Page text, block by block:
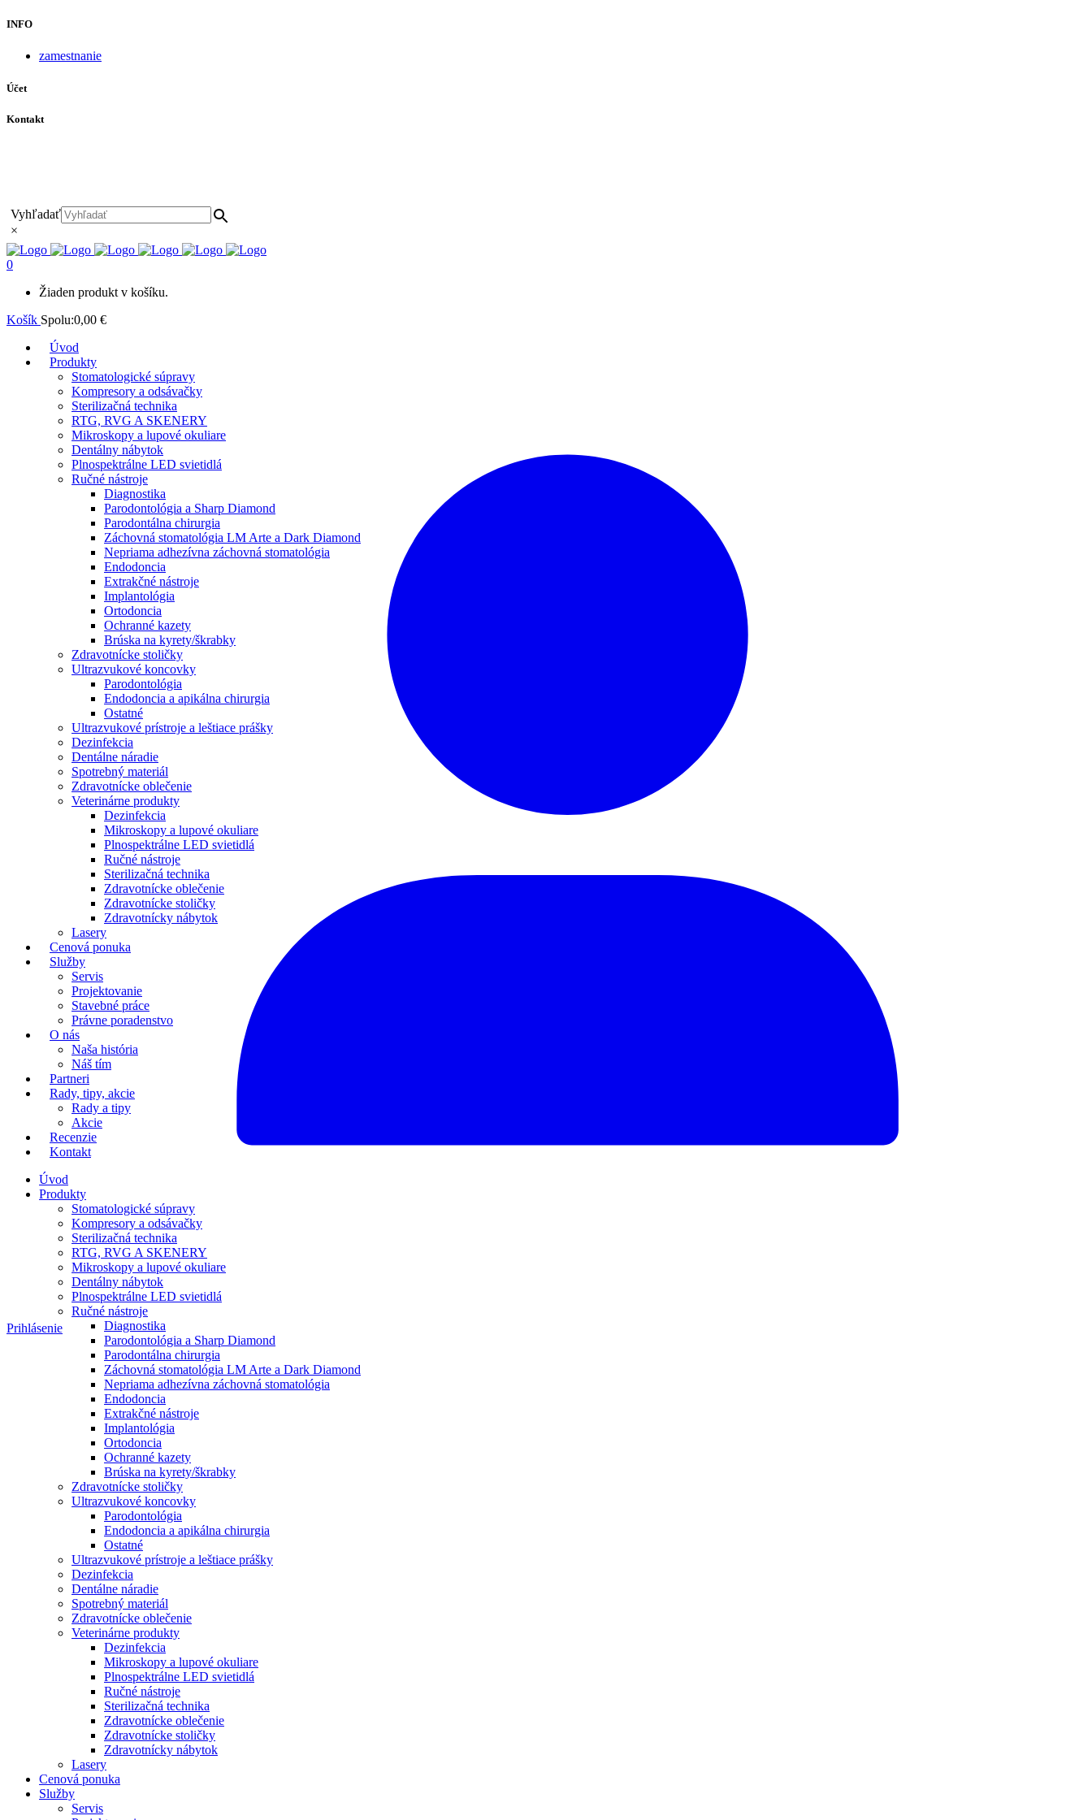
INFO
zamestnanie
Účet
Kontakt
Vyhľadať
×
Prihlásenie
0
Žiaden produkt v košíku.
Košík Spolu:0,00 €
Úvod
Produkty
Stomatologické súpravy
Kompresory a odsávačky
Sterilizačná technika
RTG, RVG A SKENERY
Mikroskopy a lupové okuliare
Dentálny nábytok
Plnospektrálne LED svietidlá
Ručné nástroje
Diagnostika
Parodontológia a Sharp Diamond
Parodontálna chirurgia
Záchovná stomatológia LM Arte a Dark Diamond
Nepriama adhezívna záchovná stomatológia
Endodoncia
Extrakčné nástroje
Implantológia
Ortodoncia
Ochranné kazety
Brúska na kyrety/škrabky
Zdravotnícke stoličky
Ultrazvukové koncovky
Parodontológia
Endodoncia a apikálna chirurgia
Ostatné
Ultrazvukové prístroje a leštiace prášky
Dezinfekcia
Dentálne náradie
Spotrebný materiál
Zdravotnícke oblečenie
Veterinárne produkty
Dezinfekcia
Mikroskopy a lupové okuliare
Plnospektrálne LED svietidlá
Ručné nástroje
Sterilizačná technika
Zdravotnícke oblečenie
Zdravotnícke stoličky
Zdravotnícky nábytok
Lasery
Cenová ponuka
Služby
Servis
Projektovanie
Stavebné práce
Právne poradenstvo
O nás
Naša história
Náš tím
Partneri
Rady, tipy, akcie
Rady a tipy
Akcie
Recenzie
Kontakt
Úvod
Produkty
Stomatologické súpravy
Kompresory a odsávačky
Sterilizačná technika
RTG, RVG A SKENERY
Mikroskopy a lupové okuliare
Dentálny nábytok
Plnospektrálne LED svietidlá
Ručné nástroje
Diagnostika
Parodontológia a Sharp Diamond
Parodontálna chirurgia
Záchovná stomatológia LM Arte a Dark Diamond
Nepriama adhezívna záchovná stomatológia
Endodoncia
Extrakčné nástroje
Implantológia
Ortodoncia
Ochranné kazety
Brúska na kyrety/škrabky
Zdravotnícke stoličky
Ultrazvukové koncovky
Parodontológia
Endodoncia a apikálna chirurgia
Ostatné
Ultrazvukové prístroje a leštiace prášky
Dezinfekcia
Dentálne náradie
Spotrebný materiál
Zdravotnícke oblečenie
Veterinárne produkty
Dezinfekcia
Mikroskopy a lupové okuliare
Plnospektrálne LED svietidlá
Ručné nástroje
Sterilizačná technika
Zdravotnícke oblečenie
Zdravotnícke stoličky
Zdravotnícky nábytok
Lasery
Cenová ponuka
Služby
Servis